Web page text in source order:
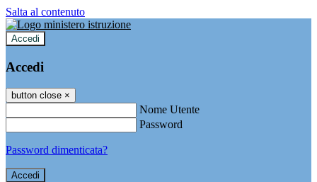
Salta al contenuto
Accedi
Accedi
button close ×
Nome Utente
Password
Password dimenticata?